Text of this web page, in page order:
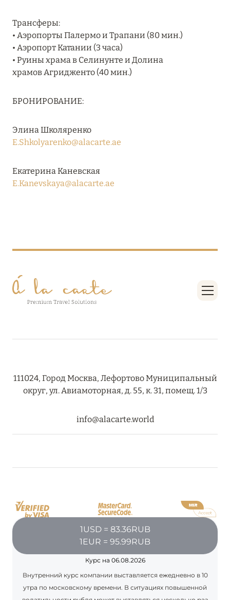
30 июля 2024
ONE&ONLY PORTONOVI: В АВГУСТЕ ПО
СПЕЦИАЛЬНЫМ ЦЕНАМ
Подробнее
BIJAL: АКТУАЛЬНЫЕ СПЕЦИАЛЬНЫЕ
ПРЕДЛОЖЕНИЯ
Подробнее
26 июня 2024
SIX SENSES HOTELS RESORTS SPAS: ОАЗИС
18 июня 2024
04 июня 2024
Подробнее
16 мая 2024
VAKKARU MALDIVES: РАННЕЕ
Трансферы:
• Аэропорты Палермо и Трапани (80 мин.)
• Аэропорт Катании (3 часа)
• Руины храма в Селинунте и Долина
храмов Агридженто (40 мин.)
БРОНИРОВАНИЕ:
Элина Школяренко
E.Shkolyarenko@alacarte.ae
Екатерина Каневская
E.Kanevskaya@alacarte.ae
111024, Город Москва, Лефортово Муниципальный
округ, ул. Авиамоторная, д. 55, к. 31, помещ. 1/3
info@alacarte.world
1USD = 83.36RUB
1EUR = 95.99RUB
Курс на 06.08.2026
Внутренний курс компании выставляется ежедневно в 10
утра по московскому времени. В ситуациях повышенной